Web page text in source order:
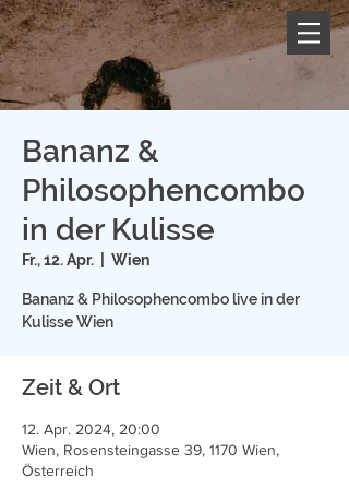
Bananz &
Philosophencombo
in der Kulisse
Fr., 12. Apr. Wien
Bananz & Philosophencombo live in der
Kulisse Wien
Zeit & Ort
12. Apr. 2024, 20:00
Wien, Rosensteingasse 39, 1170 Wien,
Österreich